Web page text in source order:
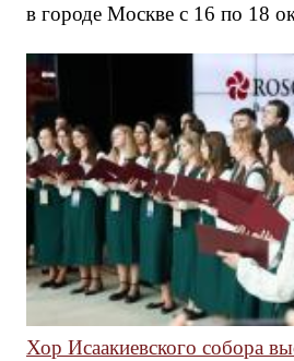
в городе Москве с 16 по 18
Хор Исаакиевского собора